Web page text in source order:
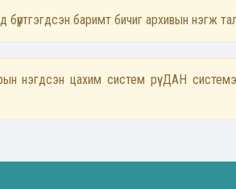
баримт бичиг архивын нэгж
нэгдсэн цахим систем рүү ДАН